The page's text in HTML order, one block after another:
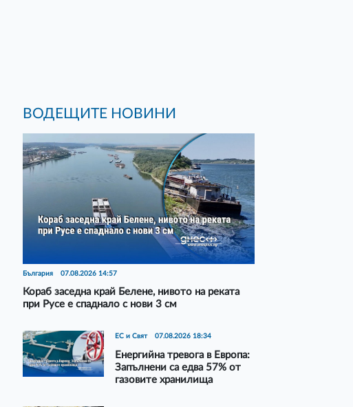
ВОДЕЩИТЕ НОВИНИ
България 07.08.2026 14:57
Кораб заседна край Белене, нивото на реката
при Русе е спаднало с нови 3 см
ЕС и Свят 07.08.2026 18:34
Енергийна тревога в Европа:
Запълнени са едва 57% от
газовите хранилища